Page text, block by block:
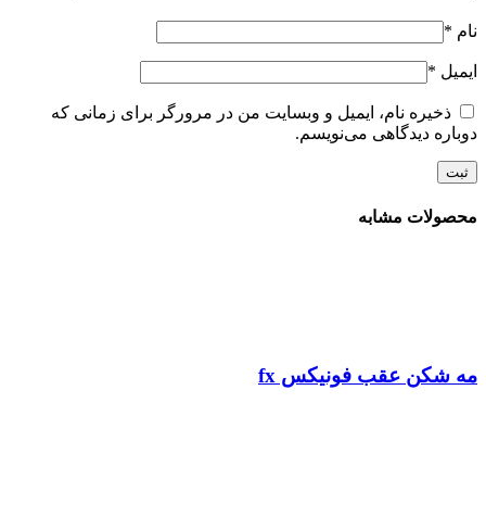
نام *
ایمیل *
ذخیره نام، ایمیل و وبسایت من در مرورگر برای زمانی که
دوباره دیدگاهی می‌نویسم.
محصولات مشابه
مه شکن عقب فونیکس fx